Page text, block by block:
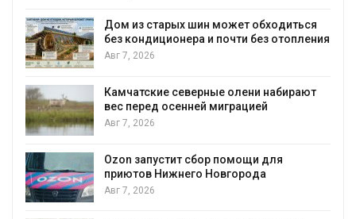
Дом из старых шин может обходиться
без кондиционера и почти без отопления
Авг 7, 2026
Камчатские северные олени набирают
вес перед осенней миграцией
Авг 7, 2026
Ozon запустит сбор помощи для
приютов Нижнего Новгорода
Авг 7, 2026